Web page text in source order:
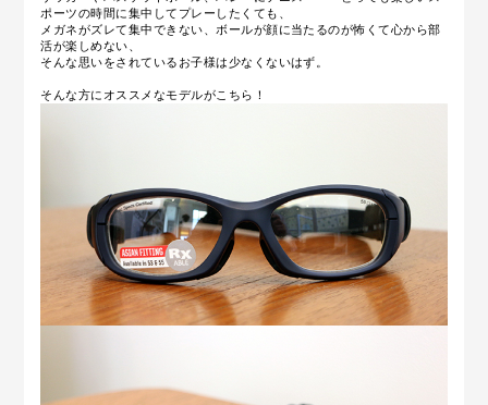
ポーツの時間に集中してプレーしたくても、
メガネがズレて集中できない、ボールが顔に当たるのが怖くて心から部
活が楽しめない、
そんな思いをされているお子様は少なくないはず。
そんな方にオススメなモデルがこちら！